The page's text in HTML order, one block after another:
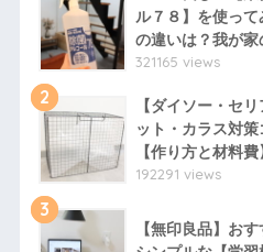
ル７８】を使っ
の違いは？我が家
321165 views
2
【ダイソー・セ
ット・カラス対
【作り方と材料費
192291 views
3
【無印良品】お